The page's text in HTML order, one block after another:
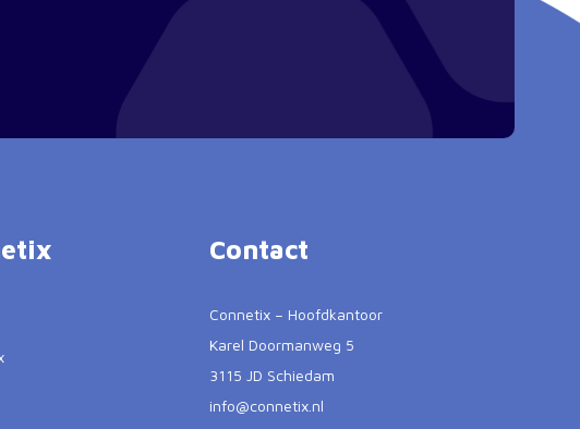
Contact
Connetix – Hoofdkantoor
Karel Doormanweg 5
3115 JD Schiedam
info@connetix.nl